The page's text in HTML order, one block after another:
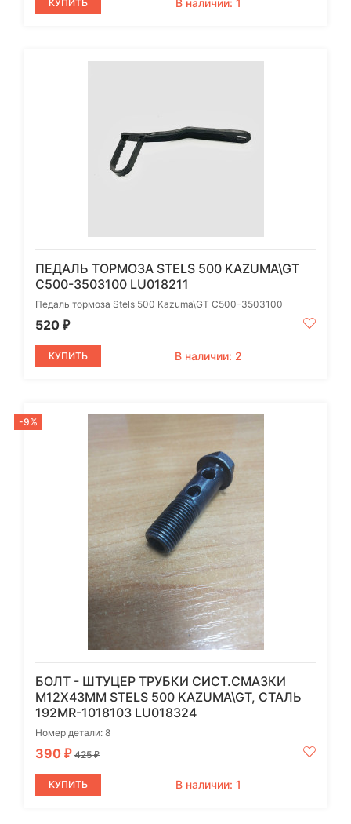
КУПИТЬ
ПЕДАЛЬ ТОРМОЗА STELS 500 KAZUMA\GT
C500-3503100 LU018211
Педаль тормоза Stels 500 Kazuma\GT C500-3503100
520 ₽
КУПИТЬ В наличии: 2
-9%
БОЛТ - ШТУЦЕР ТРУБКИ СИСТ.СМАЗКИ
М12Х43ММ STELS 500 KAZUMA\GT, СТАЛЬ
192MR-1018103 LU018324
Номер детали: 8
390 ₽ 425₽
КУПИТЬ В наличии: 1